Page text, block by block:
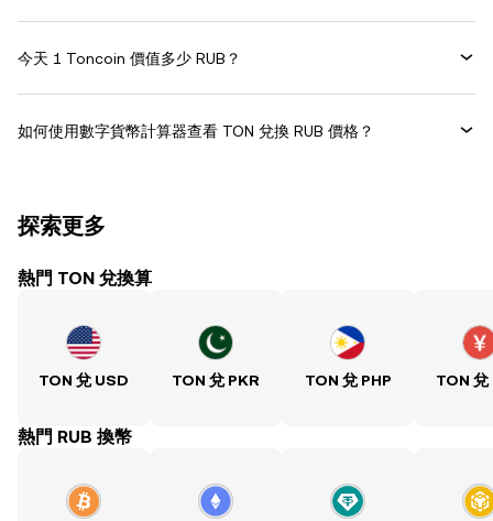
今天 1 Toncoin 價值多少 RUB？
如何使用數字貨幣計算器查看 TON 兌換 RUB 價格？
探索更多
熱門 TON 兌換算
TON 兌 USD TON 兌 PKR TON 兌 PHP TON 兌
熱門 RUB 換幣